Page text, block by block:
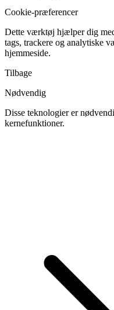
Cookie-præferencer
Dette værktøj hjælper dig
tags, trackere og analytiske
hjemmeside.
Tilbage
Nødvendig
Disse teknologier er
kernefunktioner.